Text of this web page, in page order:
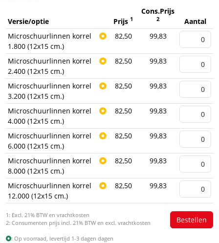
Versie/optie Prijs 1
Cons.Prijs
2
Aantal
Microschuurlinnen korrel
1.800 (12x15 cm.)
82,50 99,83
Microschuurlinnen korrel
2.400 (12x15 cm.)
82,50 99,83
Microschuurlinnen korrel
3.200 (12x15 cm.)
82,50 99,83
Microschuurlinnen korrel
4.000 (12x15 cm.)
82,50 99,83
Microschuurlinnen korrel
6.000 (12x15 cm.)
82,50 99,83
Microschuurlinnen korrel
8.000 (12x15 cm.)
82,50 99,83
Microschuurlinnen korrel
12.000 (12x15 cm.)
82,50 99,83
1: Excl. 21% BTW en vrachtkosten
2: Consumenten prijs incl. 21% BTW en excl. vrachtkosten
: Op voorraad, levertijd 1-3 dagen dagen